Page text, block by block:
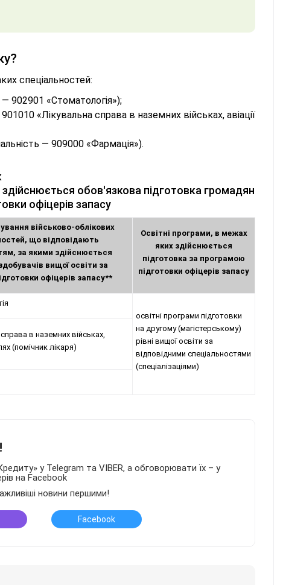
спеціальностей:
— 902901 «Стоматологія»);
«Лікувальна справа в наземних військах, авіації
— 909000 «Фармація»).
обов'язкова підготовка громадян
офіцерів запасу
військово-облікових
що відповідають
за якими здійснюється
вищої освіти за
офіцерів запасу**
Освітні програми, в межах
яких здійснюється
підготовка за програмою
підготовки офіцерів запасу
освітні програми підготовки
на другому (магістерському)
рівні вищої освіти за
відповідними спеціальностями
(спеціалізаціями)
в наземних військах,
(помічник лікаря)
у Telegram та VIBER, а обговорювати їх – у
на Facebook
новини першими!
Facebook